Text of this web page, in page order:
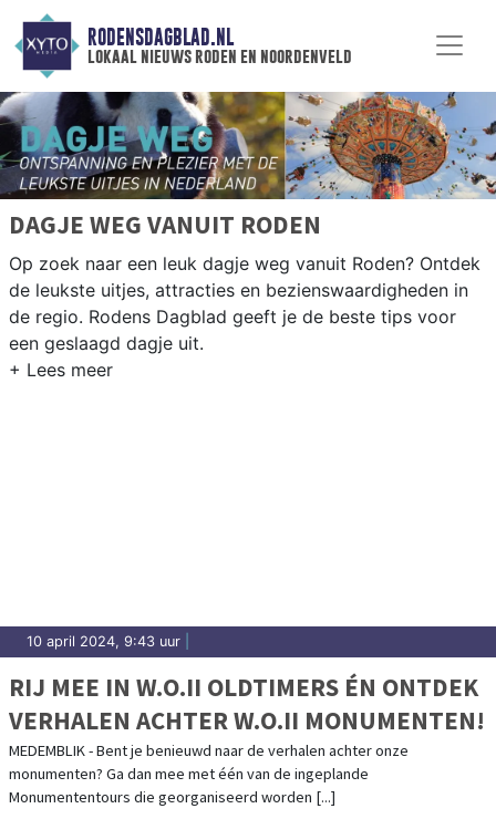
RODENSDAGBLAD.NL
lokaal nieuws roden en noordenveld
DAGJE WEG VANUIT RODEN
Op zoek naar een leuk dagje weg vanuit Roden? Ontdek
de leukste uitjes, attracties en bezienswaardigheden in
de regio. Rodens Dagblad geeft je de beste tips voor
een geslaagd dagje uit.
10 april 2024, 9:43 uur
RIJ MEE IN W.O.II OLDTIMERS ÉN ONTDEK
VERHALEN ACHTER W.O.II MONUMENTEN!
MEDEMBLIK - Bent je benieuwd naar de verhalen achter onze
monumenten? Ga dan mee met één van de ingeplande
Monumententours die georganiseerd worden [...]